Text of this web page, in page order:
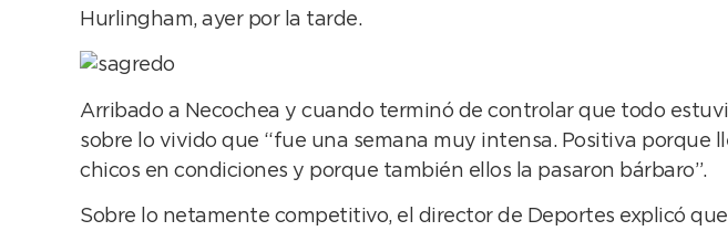
Hurlingham, ayer por la tarde.
Arribado a Necochea y cuando terminó de controlar que todo
sobre lo vivido que “fue una semana muy intensa. Positiva porque
chicos en condiciones y porque también ellos la pasaron bárbaro”.
Sobre lo netamente competitivo, el director de Deportes explicó